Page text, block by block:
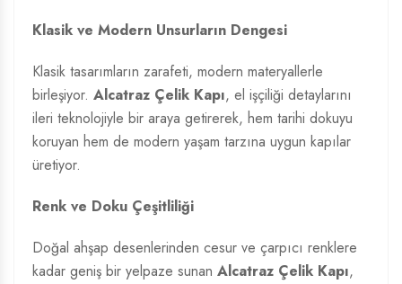
Klasik ve Modern Unsurların Dengesi
Klasik tasarımların zarafeti, modern materyallerle
birleşiyor. Alcatraz Çelik Kapı, el işçiliği detaylarını
ileri teknolojiyle bir araya getirerek, hem tarihi dokuyu
koruyan hem de modern yaşam tarzına uygun kapılar
üretiyor.
Renk ve Doku Çeşitliliği
Doğal ahşap desenlerinden cesur ve çarpıcı renklere
kadar geniş bir yelpaze sunan Alcatraz Çelik Kapı,